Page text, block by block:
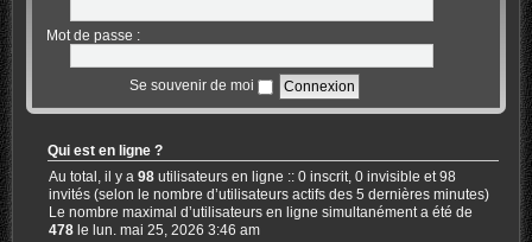
Mot de passe :
Se souvenir de moi
Qui est en ligne ?
Au total, il y a98 utilisateurs en ligne :: 0 inscrit, 0 invisible et 98
invités (selon le nombre d’utilisateurs actifs des 5 dernières minutes)
Le nombre maximal d’utilisateurs en ligne simultanément a été de
478 le lun. mai 25, 2026 3:46 am